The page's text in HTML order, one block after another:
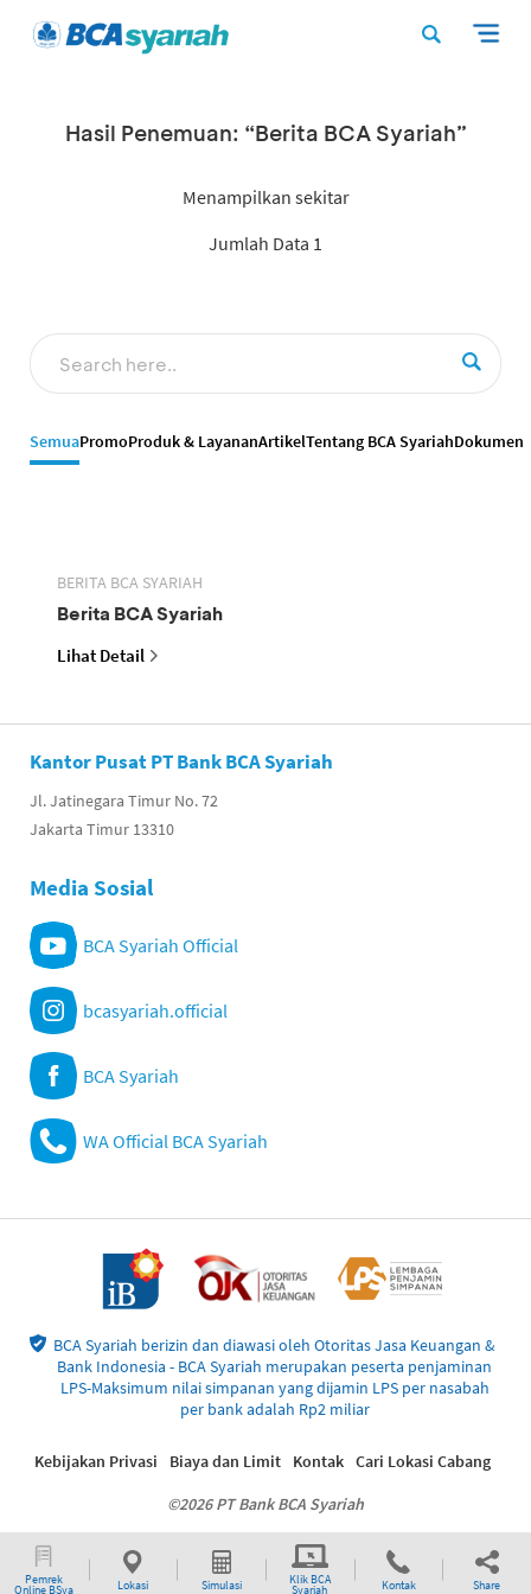
Pemrek
Online BSya Lokasi Simulasi Klik BCA
Syariah Kontak Share
Hasil Penemuan: “Berita BCA Syariah”
Menampilkan sekitar
Jumlah Data 1
SemuaPromoProduk & LayananArtikelTentang BCA SyariahDokumen
BERITA BCA SYARIAH
Berita BCA Syariah
Lihat Detail
Kantor Pusat PT Bank BCA Syariah
Jl. Jatinegara Timur No. 72
Jakarta Timur 13310
Media Sosial
BCA Syariah Official
bcasyariah.official
BCA Syariah
WA Official BCA Syariah
BCA Syariah berizin dan diawasi oleh Otoritas Jasa Keuangan &
Bank Indonesia - BCA Syariah merupakan peserta penjaminan
LPS-Maksimum nilai simpanan yang dijamin LPS per nasabah
per bank adalah Rp2 miliar
©2026 PT Bank BCA Syariah
Kebijakan Privasi Biaya dan Limit Kontak Cari Lokasi Cabang